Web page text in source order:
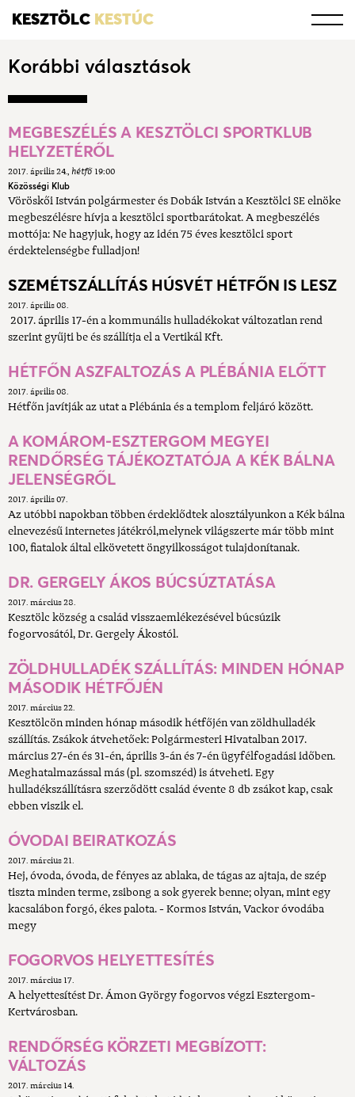
KESZTÖLC KESTÚC
Korábbi választások
MEGBESZÉLÉS A KESZTÖLCI SPORTKLUB
HELYZETÉRŐL
2017. április 24. hétfő 19:00
Közösségi Klub
Vöröskői István polgármester és Dobák István a Kesztölci SE elnöke
megbeszélésre hívja a kesztölci sportbarátokat. A megbeszélés
mottója: Ne hagyjuk, hogy az idén 75 éves kesztölci sport
érdektelenségbe fulladjon!
SZEMÉTSZÁLLÍTÁS HÚSVÉT HÉTFŐN IS LESZ
2017. április 08.
2017. április 17-én a kommunális hulladékokat változatlan rend
szerint gyűjti be és szállítja el a Vertikál Kft.
HÉTFŐN ASZFALTOZÁS A PLÉBÁNIA ELŐTT
2017. április 08.
Hétfőn javítják az utat a Plébánia és a templom feljáró között.
A KOMÁROM-ESZTERGOM MEGYEI
RENDŐRSÉG TÁJÉKOZTATÓJA A KÉK BÁLNA
JELENSÉGRŐL
2017. április 07.
Az utóbbi napokban többen érdeklődtek alosztályunkon a Kék bálna
elnevezésű internetes játékról,melynek világszerte már több mint
100, fiatalok által elkövetett öngyilkosságot tulajdonítanak.
DR. GERGELY ÁKOS BÚCSÚZTATÁSA
2017. március 28.
Kesztölc község a család visszaemlékezésével búcsúzik
fogorvosától, Dr. Gergely Ákostól.
ZÖLDHULLADÉK SZÁLLÍTÁS: MINDEN HÓNAP
MÁSODIK HÉTFŐJÉN
2017. március 22.
Kesztölcön minden hónap második hétfőjén van zöldhulladék
szállítás. Zsákok átvehetőek: Polgármesteri Hivatalban 2017.
március 27-én és 31-én, április 3-án és 7-én ügyfélfogadási időben.
Meghatalmazással más (pl. szomszéd) is átveheti. Egy
hulladékszállításra szerződött család évente 8 db zsákot kap, csak
ebben viszik el.
ÓVODAI BEIRATKOZÁS
2017. március 21.
Hej, óvoda, óvoda, de fényes az ablaka, de tágas az ajtaja, de szép
tiszta minden terme, zsibong a sok gyerek benne; olyan, mint egy
kacsalábon forgó, ékes palota. - Kormos István, Vackor óvodába
megy
FOGORVOS HELYETTESÍTÉS
2017. március 17.
A helyettesítést Dr. Ámon György fogorvos végzi Esztergom-
Kertvárosban.
RENDŐRSÉG KÖRZETI MEGBÍZOTT:
VÁLTOZÁS
2017. március 14.